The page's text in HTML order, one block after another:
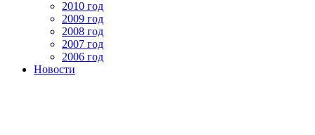
2010 год
2009 год
2008 год
2007 год
2006 год
Новости